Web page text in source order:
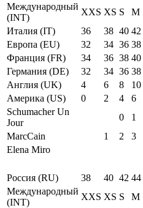
Международный
(INT)
XXS XS S M
Италия (IT)
36 38 40 42
Европа (EU)
32 34 36 38
Франция (FR)
34 36 38 40
Германия (DE)
32 34 36 38
Англия (UK)
4 6 8 10
Америка (US)
0 2 4 6
Schumacher Un
Jour
0 1
MarcCain
1 2 3
Elena Miro
Россия (RU)
38 40 42 44
Международный
(INT)
XXS XS S M